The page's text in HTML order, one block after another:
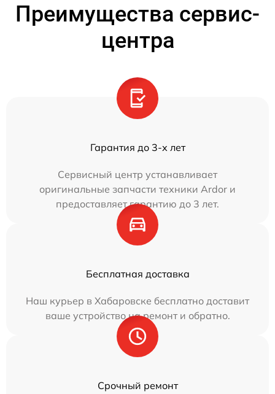
Преимущества сервис-
центра
Гарантия до 3-х лет
Сервисный центр устанавливает
оригинальные запчасти техники Ardor и
предоставляет гарантию до 3 лет.
Бесплатная доставка
Наш курьер в Хабаровске бесплатно доставит
ваше устройство на ремонт и обратно.
Срочный ремонт